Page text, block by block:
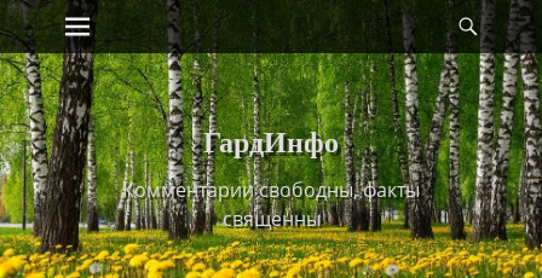
Skip
to
content
Primary Menu
ГардИнфо
Комментарии свободны, факты
священны